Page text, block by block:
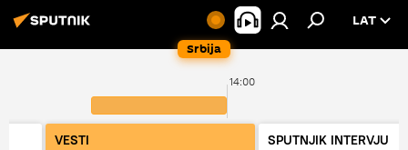
Srbija
LAT
14:00
VESTI
SPUTNJIK INTERVJU